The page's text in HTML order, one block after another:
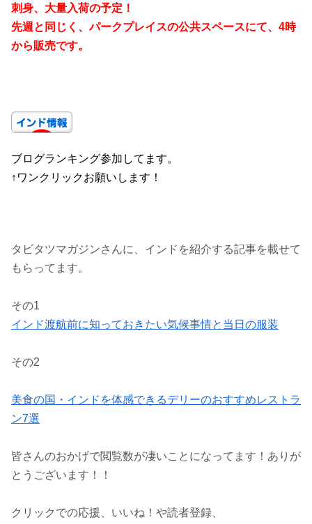
刺身、大量入荷の予定！
先週と同じく、パークプレイスの公共スペースにて、4時
から販売です。
ブログランキング参加してます。
↑ワンクリックお願いします！
タビタツマガジンさんに、インドを紹介する記事を載せて
もらってます。
その1
インド渡航前に知っておきたい気候事情と当日の服装
その2
美食の国・インドを体感できるデリーのおすすめレストラ
ン7選
皆さんのおかげで閲覧数が凄いことになってます！ありが
とうございます！！
クリックでの応援、いいね！や読者登録、